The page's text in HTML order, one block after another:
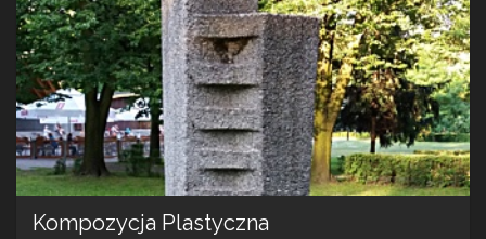
Kompozycja Plastyczna